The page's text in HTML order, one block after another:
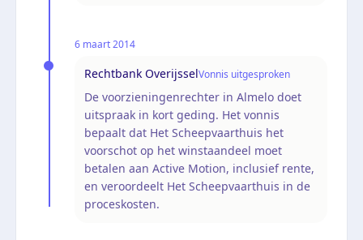
6 maart 2014
Rechtbank OverijsselVonnis uitgesproken
De voorzieningenrechter in Almelo doet
uitspraak in kort geding. Het vonnis
bepaalt dat Het Scheepvaarthuis het
voorschot op het winstaandeel moet
betalen aan Active Motion, inclusief rente,
en veroordeelt Het Scheepvaarthuis in de
proceskosten.